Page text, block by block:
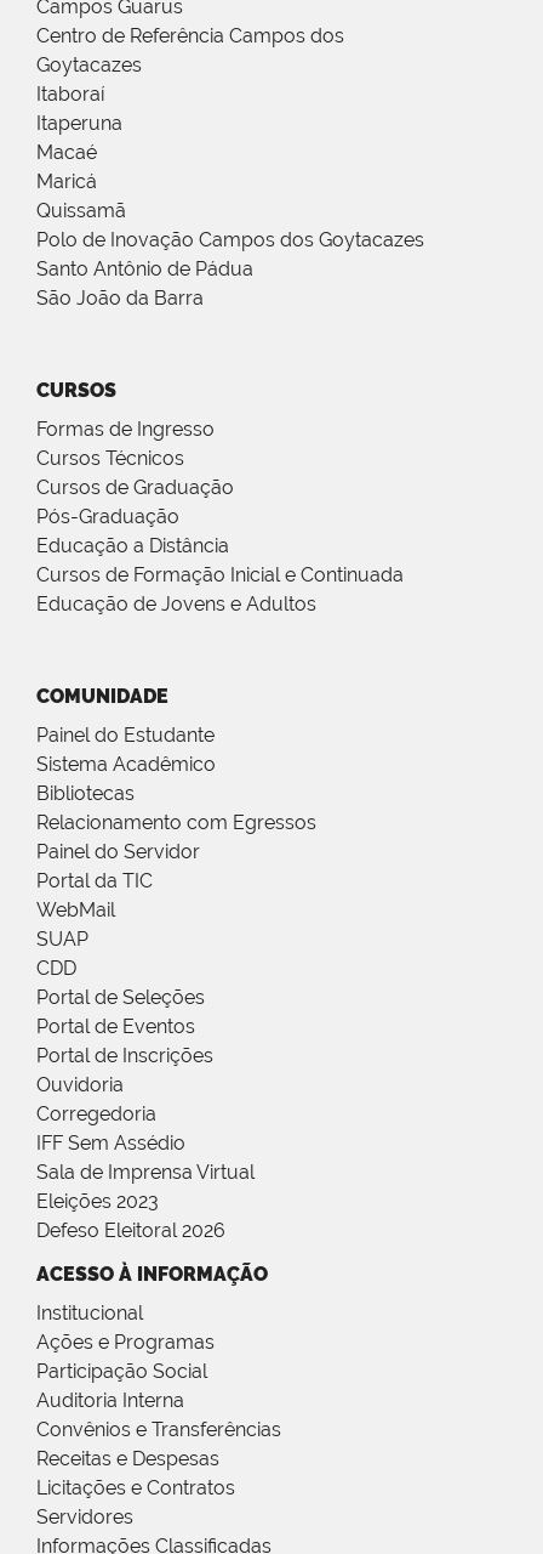
Campos Guarus
Centro de Referência Campos dos
Goytacazes
Itaboraí
Itaperuna
Macaé
Maricá
Quissamã
Polo de Inovação Campos dos Goytacazes
Santo Antônio de Pádua
São João da Barra
CURSOS
Formas de Ingresso
Cursos Técnicos
Cursos de Graduação
Pós-Graduação
Educação a Distância
Cursos de Formação Inicial e Continuada
Educação de Jovens e Adultos
COMUNIDADE
Painel do Estudante
Sistema Acadêmico
Bibliotecas
Relacionamento com Egressos
Painel do Servidor
Portal da TIC
WebMail
SUAP
CDD
Portal de Seleções
Portal de Eventos
Portal de Inscrições
Ouvidoria
Corregedoria
IFF Sem Assédio
Sala de Imprensa Virtual
Eleições 2023
Defeso Eleitoral 2026
ACESSO À INFORMAÇÃO
Institucional
Ações e Programas
Participação Social
Auditoria Interna
Convênios e Transferências
Receitas e Despesas
Licitações e Contratos
Servidores
Informações Classificadas